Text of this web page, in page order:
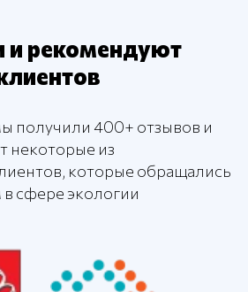
и рекомендуют
получили 400+ отзывов и
некоторые из
которые обращались
сфере экологии